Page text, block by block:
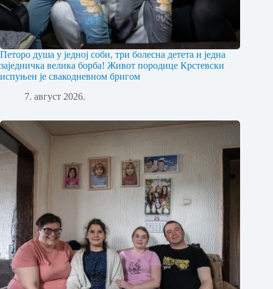
Петоро душа у једној соби, три болесна детета и једна
заједничка велика борба! Живот породице Крстевски
испуњен је свакодневном бригом
7. август 2026.